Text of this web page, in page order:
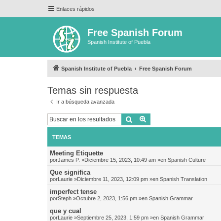
Enlaces rápidos
Free Spanish Forum
Spanish Institute of Puebla
Spanish Institute of Puebla Free Spanish Forum
Temas sin respuesta
Ir a búsqueda avanzada
Buscar
TEMAS
Meeting Etiquette
porJames P. »Diciembre 15, 2023, 10:49 am »en Spanish Culture
Que significa
porLaurie »Diciembre 11, 2023, 12:09 pm »en Spanish Translation
imperfect tense
porSteph »Octubre 2, 2023, 1:56 pm »en Spanish Grammar
que y cual
porLaurie »Septiembre 25, 2023, 1:59 pm »en Spanish Grammar